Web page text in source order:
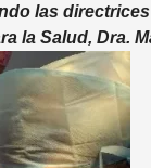
las
la Salud, Dra.